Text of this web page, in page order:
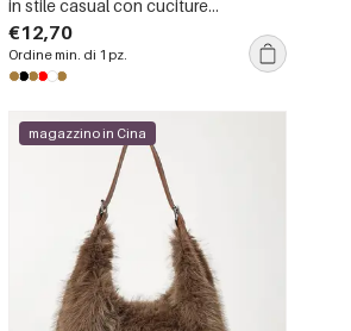
in stile casual con cuciture
trapuntate, dettagli in metallo e
catena in tinta unita, in PU di alta
qualità.
€12,70
Ordine min. di 1 pz.
magazzino in Cina